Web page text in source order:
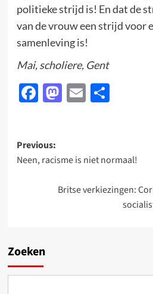
politieke strijd is! En dat de
van de vrouw een strijd voor
samenleving is!
Mai, scholiere, Gent
Facebook
Mastodon
EmailDelen
Post
navigation
Previous:
Neen, racisme is niet normaal!
Britse verkiezingen:
Zoeken